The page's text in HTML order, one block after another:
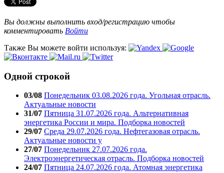
Вы должны выполнить вход/регистрацию чтобы
комментировать Войти
Также Вы можете войти используя:
Одной строкой
03/08 Понедельник 03.08.2026 года. Угольная отрасль.
Актуальные новости
31/07 Пятница 31.07.2026 года. Альтернативная
энергетика России и мира. Подборка новостей
29/07 Среда 29.07.2026 года. Нефтегазовая отрасль.
Актуальные новости у
27/07 Понедельник 27.07.2026 года.
Электроэнергетическая отрасль. Подборка новостей
24/07 Пятница 24.07.2026 года. Атомная энергетика